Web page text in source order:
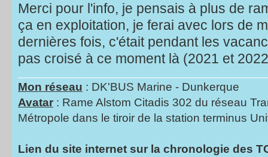
Merci pour l'info, je pensais à plus de
ça en exploitation, je ferai avec lors de
dernières fois, c'était pendant les
pas croisé à ce moment là (2021 et
Mon réseau : DK'BUS Marine - Dunkerque
Avatar : Rame Alstom Citadis 302 du réseau
Métropole dans le tiroir de la station terminus
Lien du site internet sur la chronologie des